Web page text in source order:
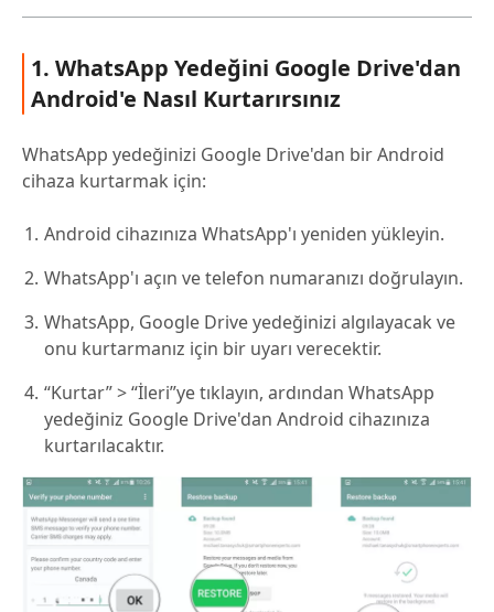
1. WhatsApp Yedeğini Google Drive'dan
Android'e Nasıl Kurtarırsınız
WhatsApp yedeğinizi Google Drive'dan bir Android
cihaza kurtarmak için:
Android cihazınıza WhatsApp'ı yeniden yükleyin.
WhatsApp'ı açın ve telefon numaranızı doğrulayın.
WhatsApp, Google Drive yedeğinizi algılayacak ve
onu kurtarmanız için bir uyarı verecektir.
“Kurtar” > “İleri”ye tıklayın, ardından WhatsApp
yedeğiniz Google Drive'dan Android cihazınıza
kurtarılacaktır.